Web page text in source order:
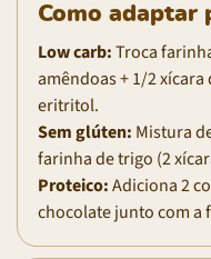
Como adaptar
Low carb:Troca
amêndoas + 1/2
eritritol.
Sem glúten: Mistura
farinha de trigo (2
Proteico:Adiciona 2
chocolate junto com a